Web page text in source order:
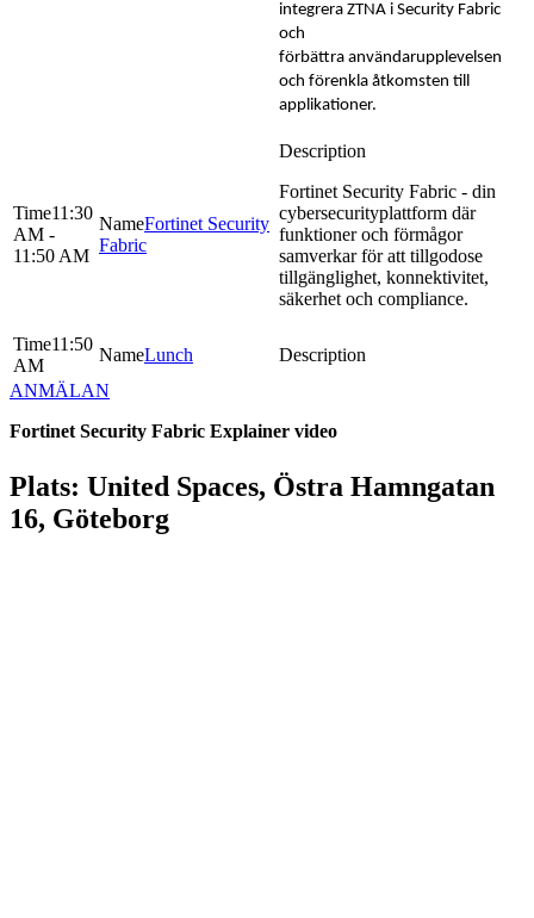
integrera ZTNA i Security Fabric
och
förbättra användarupplevelsen
och förenkla åtkomsten till
applikationer.
11:30
AM -
11:50 AM
Fortinet Security
Fabric
Fortinet Security Fabric - din
cybersecurityplattform där
funktioner och förmågor
samverkar för att tillgodose
tillgänglighet, konnektivitet,
säkerhet och compliance.
11:50
AM
Lunch
ANMÄLAN
Fortinet Security Fabric Explainer video
Plats: United Spaces, Östra Hamngatan
16, Göteborg